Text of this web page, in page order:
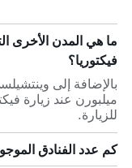
ما هي المدن الأخرى
فيكتوريا؟
بالإضافة إلى
ميلبورن عند زيارة
للزيارة.
كم عدد الفنادق